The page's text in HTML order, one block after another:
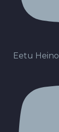
Eetu